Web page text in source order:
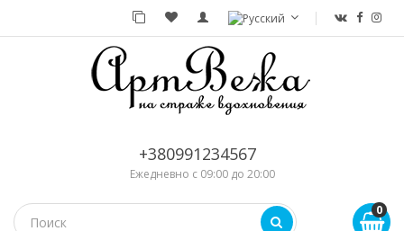
+380991234567
Ежедневно с 09:00 до 20:00
0